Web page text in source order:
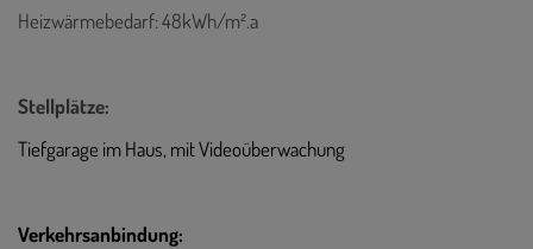
Heizwärmebedarf: 48kWh/m².a
Stellplätze:
Tiefgarage im Haus, mit Videoüberwachung
Verkehrsanbindung: